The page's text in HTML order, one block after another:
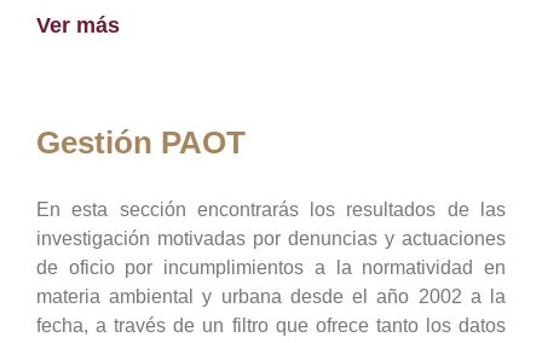
Ver más
Gestión PAOT
En esta sección encontrarás los resultados de las
investigación motivadas por denuncias y actuaciones
de oficio por incumplimientos a la normatividad en
materia ambiental y urbana desde el año 2002 a la
fecha, a través de un filtro que ofrece tanto los datos